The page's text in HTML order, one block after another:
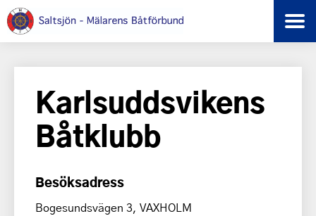
Karlsuddsvikens
Båtklubb
Besöksadress
Bogesundsvägen 3, VAXHOLM